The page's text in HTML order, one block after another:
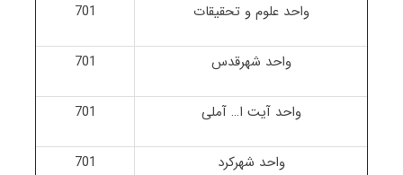
واحد علوم و تحقیقات 701
واحد شهرقدس 701
واحد آیت ا… آملی 701
واحد شهرکرد 701